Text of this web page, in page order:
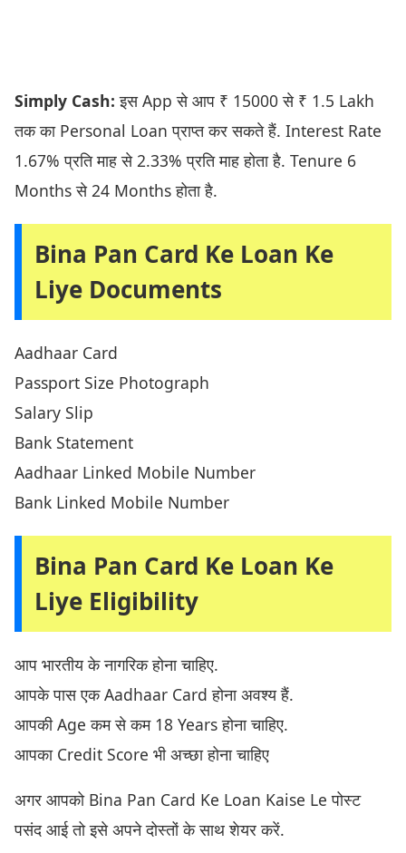
Simply Cash: इस App से आप ₹ 15000 से ₹ 1.5 Lakh
तक का Personal Loan प्राप्त कर सकते हैं. Interest Rate
1.67% प्रति माह से 2.33% प्रति माह होता है. Tenure 6
Months से 24 Months होता है.
Bina Pan Card Ke Loan Ke
Liye Documents
Aadhaar Card
Passport Size Photograph
Salary Slip
Bank Statement
Aadhaar Linked Mobile Number
Bank Linked Mobile Number
Bina Pan Card Ke Loan Ke
Liye Eligibility
आप भारतीय के नागरिक होना चाहिए.
आपके पास एक Aadhaar Card होना अवश्य हैं.
आपकी Age कम से कम 18 Years होना चाहिए.
आपका Credit Score भी अच्छा होना चाहिए
अगर आपको Bina Pan Card Ke Loan Kaise Le पोस्ट
पसंद आई तो इसे अपने दोस्तों के साथ शेयर करें.